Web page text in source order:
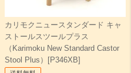
カリモクニュースタンダード キャ
ストールスツールプラス
（Karimoku New Standard Castor
Stool Plus）[P346XB]